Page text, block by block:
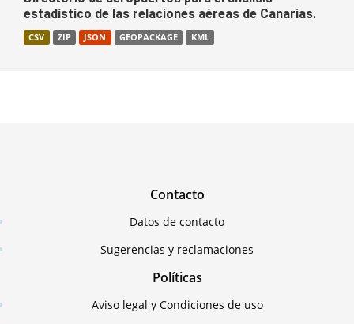
estadístico de las relaciones aéreas de Canarias.
CSV ZIP JSON GEOPACKAGE KML
Contacto
Datos de contacto
Sugerencias y reclamaciones
Políticas
Aviso legal y Condiciones de uso